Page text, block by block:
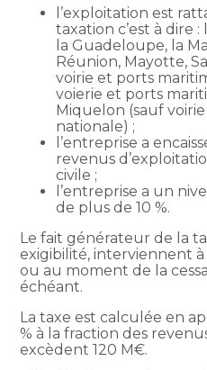
l’exploitation est
taxation c’est à dire
la Guadeloupe, la
Réunion, Mayotte,
voirie et ports
voierie et ports
Miquelon (sauf
nationale) ;
l’entreprise a
revenus
civile ;
l’entreprise a un
de plus de 10 %.
Le fait générateur de la
exigibilité, interviennent à
ou au moment de la
échéant.
La taxe est calculée en
% à la fraction des
excèdent 120 M€.